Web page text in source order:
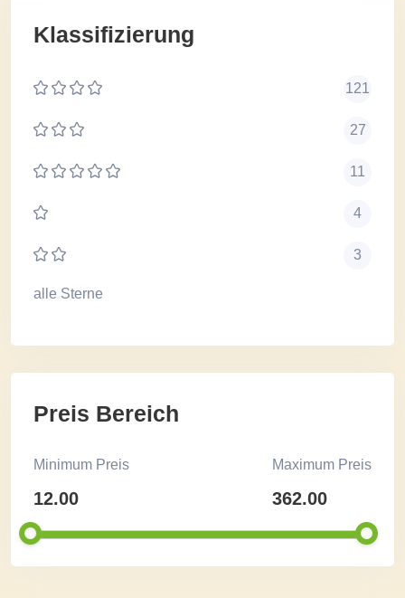
Klassifizierung
121
27
11
4
3
alle Sterne
Preis Bereich
Minimum Preis
12.00
Maximum Preis
362.00